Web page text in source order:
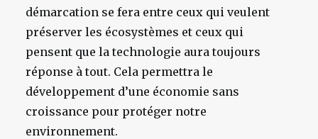
démarcation se fera entre ceux qui veulent
préserver les écosystèmes et ceux qui
pensent que la technologie aura toujours
réponse à tout. Cela permettra le
développement d’une économie sans
croissance pour protéger notre
environnement.